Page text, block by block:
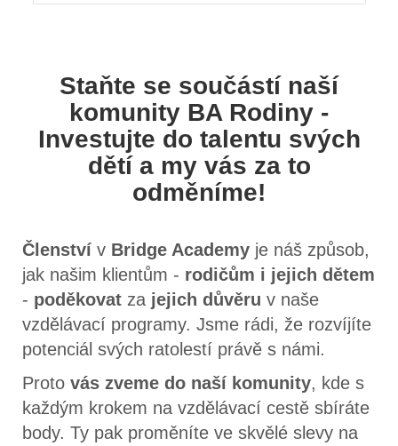
Staňte se součástí naší
komunity BA Rodiny -
Investujte do talentu svých
dětí a my vás za to
odměníme!
Členství v Bridge Academy je náš způsob,
jak našim klientům - rodičům i jejich dětem
- poděkovat za jejich důvěru v naše
vzdělávací programy. Jsme rádi, že rozvíjíte
potenciál svých ratolestí právě s námi.
Proto vás zveme do naší komunity, kde s
každým krokem na vzdělávací cestě sbíráte
body. Ty pak proměníte ve skvělé slevy na